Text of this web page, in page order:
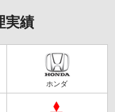
実績
ホンダ